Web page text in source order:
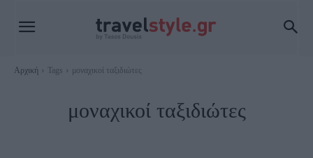
Αρχική Tags μοναχικοί ταξιδιώτες
μοναχικοί ταξιδιώτες